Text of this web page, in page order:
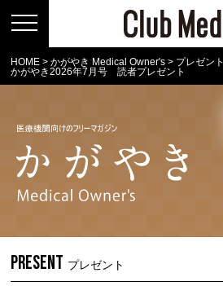
HOME >かがやき Medical Owner's > プレゼント
かがやき2026年7月号 読者プレゼント
PRESENT プレゼント